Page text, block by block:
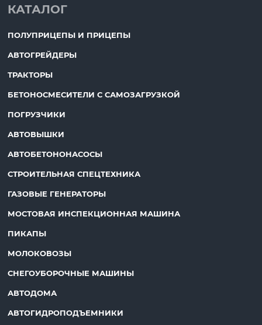
КАТАЛОГ
ПОЛУПРИЦЕПЫ И ПРИЦЕПЫ
АВТОГРЕЙДЕРЫ
ТРАКТОРЫ
БЕТОНОСМЕСИТЕЛИ С САМОЗАГРУЗКОЙ
ПОГРУЗЧИКИ
АВТОВЫШКИ
АВТОБЕТОНОНАСОСЫ
СТРОИТЕЛЬНАЯ СПЕЦТЕХНИКА
ГАЗОВЫЕ ГЕНЕРАТОРЫ
МОСТОВАЯ ИНСПЕКЦИОННАЯ МАШИНА
ПИКАПЫ
МОЛОКОВОЗЫ
СНЕГОУБОРОЧНЫЕ МАШИНЫ
АВТОДОМА
АВТОГИДРОПОДЪЕМНИКИ